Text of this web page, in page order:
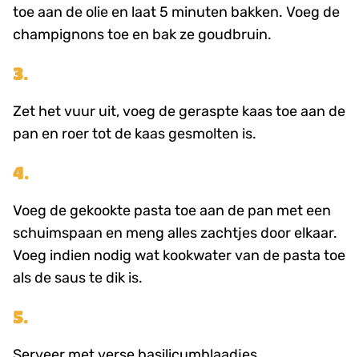
toe aan de olie en laat 5 minuten bakken. Voeg de
champignons toe en bak ze goudbruin.
3.
Zet het vuur uit, voeg de geraspte kaas toe aan de
pan en roer tot de kaas gesmolten is.
4.
Voeg de gekookte pasta toe aan de pan met een
schuimspaan en meng alles zachtjes door elkaar.
Voeg indien nodig wat kookwater van de pasta toe
als de saus te dik is.
5.